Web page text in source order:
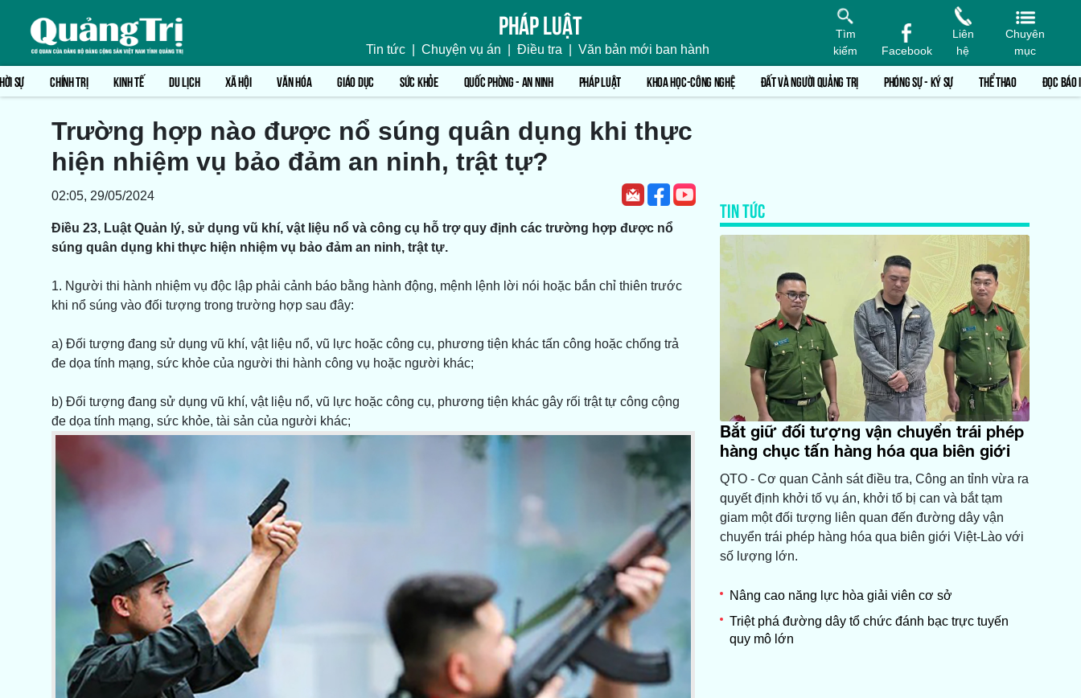
Pháp luật
Tin tức Chuyện vụ án Điều tra Văn bản mới ban hành
Tìm
kiếm
Facebook
Liên
hệ
Chuyên
mục
SỰ CHÍNH TRỊ KINH TẾ DU LỊCH XÃ HỘI VĂN HÓA GIÁO DỤC SỨC KHỎE QUỐC PHÒNG - AN NINH PHÁP LUẬT KHOA HỌC-CÔNG NGHỆ ĐẤT VÀ NGƯỜI QUẢNG TRỊ PHÓNG SỰ - KÝ SỰ THỂ THAO ĐỌC BÁO
Trường hợp nào được nổ súng quân dụng khi thực
hiện nhiệm vụ bảo đảm an ninh, trật tự?
02:05, 29/05/2024
Điều 23, Luật Quản lý, sử dụng vũ khí, vật liệu nổ và công cụ hỗ trợ quy định các trường hợp được nổ
súng quân dụng khi thực hiện nhiệm vụ bảo đảm an ninh, trật tự.
1. Người thi hành nhiệm vụ độc lập phải cảnh báo bằng hành động, mệnh lệnh lời nói hoặc bắn chỉ thiên trước
khi nổ súng vào đối tượng trong trường hợp sau đây:
a) Đối tượng đang sử dụng vũ khí, vật liệu nổ, vũ lực hoặc công cụ, phương tiện khác tấn công hoặc chống trả
đe dọa tính mạng, sức khỏe của người thi hành công vụ hoặc người khác;
b) Đối tượng đang sử dụng vũ khí, vật liệu nổ, vũ lực hoặc công cụ, phương tiện khác gây rối trật tự công cộng
đe dọa tính mạng, sức khỏe, tài sản của người khác;
TIN TỨC
Bắt giữ đối tượng vận chuyển trái phép
hàng chục tấn hàng hóa qua biên giới
QTO - ​Cơ quan Cảnh sát điều tra, Công an tỉnh vừa ra
quyết định khởi tố vụ án, khởi tố bị can và bắt tạm
giam một đối tượng liên quan đến đường dây vận
chuyển trái phép hàng hóa qua biên giới Việt-Lào với
số lượng lớn.
Nâng cao năng lực hòa giải viên cơ sở
Triệt phá đường dây tổ chức đánh bạc trực tuyến
quy mô lớn